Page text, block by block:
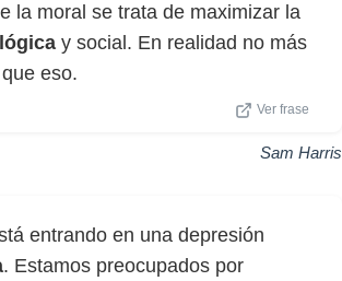
la moral se trata de maximizar la
y social. En realidad no más
eso.
Ver frase
Sam Harris
entrando en una depresión
. Estamos preocupados por